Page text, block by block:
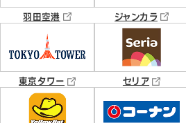
羽田空港 ジャンカラ
東京タワー セリア